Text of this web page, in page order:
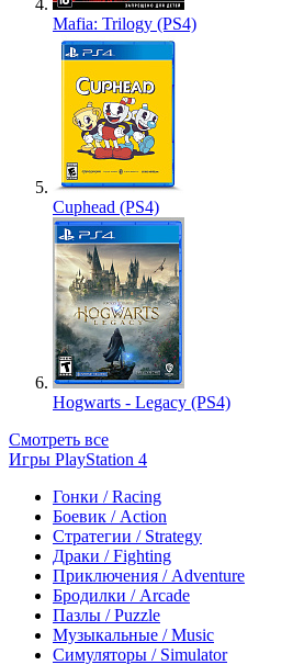
Mafia: Trilogy (PS4)
Cuphead (PS4)
Hogwarts - Legacy (PS4)
Смотреть все
Игры PlayStation 4
Гонки / Racing
Боевик / Action
Стратегии / Strategy
Драки / Fighting
Приключения / Adventure
Бродилки / Arcade
Пазлы / Puzzle
Музыкальные / Music
Симуляторы / Simulator